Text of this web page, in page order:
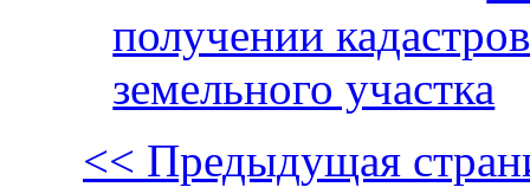
получении
земельного участка
<< Предыдущая